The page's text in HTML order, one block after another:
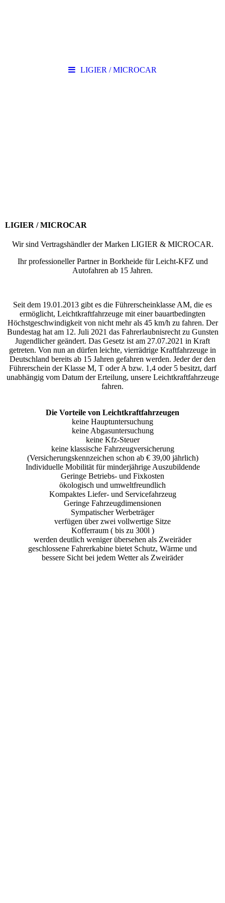
LIGIER / MICROCAR
LIGIER / MICROCAR
Wir sind Vertragshändler der Marken LIGIER & MICROCAR.
Ihr professioneller Partner in Borkheide für Leicht-KFZ und
Autofahren ab 15 Jahren.
Seit dem 19.01.2013 gibt es die Führerscheinklasse AM, die es
ermöglicht, Leichtkraftfahrzeuge mit einer bauartbedingten
Höchstgeschwindigkeit von nicht mehr als 45 km/h zu fahren. Der
Bundestag hat am 12. Juli 2021 das Fahrerlaubnisrecht zu Gunsten
Jugendlicher geändert. Das Gesetz ist am 27.07.2021 in Kraft
getreten. Von nun an dürfen leichte, vierrädrige Kraftfahrzeuge in
Deutschland bereits ab 15 Jahren gefahren werden. Jeder der den
Führerschein der Klasse M, T oder A bzw. 1,4 oder 5 besitzt, darf
unabhängig vom Datum der Erteilung, unsere Leichtkraftfahrzeuge
fahren.
Die Vorteile von Leichtkraftfahrzeugen
keine Hauptuntersuchung
keine Abgasuntersuchung
keine Kfz-Steuer
keine klassische Fahrzeugversicherung
(Versicherungskennzeichen schon ab € 39,00 jährlich)
Individuelle Mobilität für minderjährige Auszubildende
Geringe Betriebs- und Fixkosten
ökologisch und umweltfreundlich
Kompaktes Liefer- und Servicefahrzeug
Geringe Fahrzeugdimensionen
Sympatischer Werbeträger
verfügen über zwei vollwertige Sitze
Kofferraum ( bis zu 300l )
werden deutlich weniger übersehen als Zweiräder
geschlossene Fahrerkabine bietet Schutz, Wärme und
bessere Sicht bei jedem Wetter als Zweiräder